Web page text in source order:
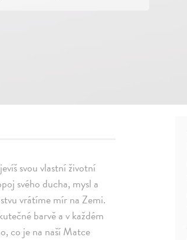
svou vlastní životní
svého ducha, mysl a
vrátíme mír na Zemi.
barvě a v každém
co je na naší Matce